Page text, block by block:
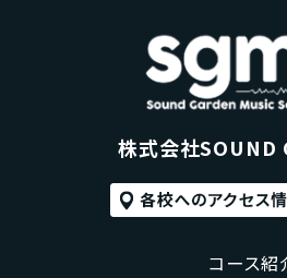
株式会社SOUND
コース紹